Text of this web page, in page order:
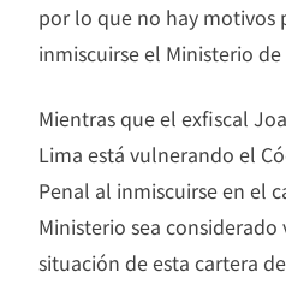
por lo que no hay motivos
inmiscuirse el Ministerio
Mientras que el exfiscal
Lima está vulnerando el
Penal al inmiscuirse en el
Ministerio sea considerado
situación de esta cartera